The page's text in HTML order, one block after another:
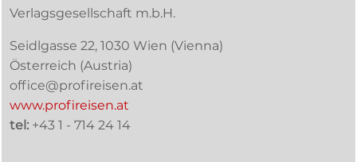
Verlagsgesellschaft m.b.H.
Seidlgasse 22, 1030 Wien (Vienna)
Österreich (Austria)
office@profireisen.at
www.profireisen.at
tel: +43 1 - 714 24 14